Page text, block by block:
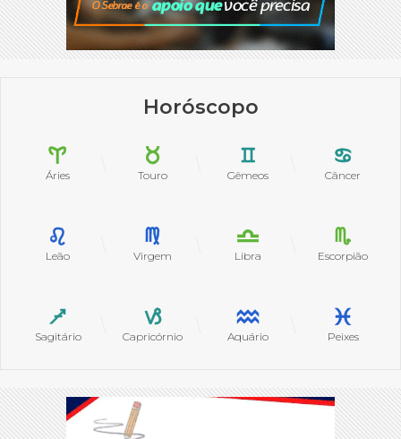
Horóscopo
Áries Touro Gêmeos Câncer
Leão Virgem Libra Escorpião
Sagitário Capricórnio Aquário Peixes